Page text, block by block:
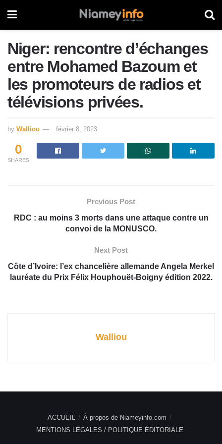
Niger: rencontre d’échanges
entre Mohamed Bazoum et
les promoteurs de radios et
télévisions privées.
by Walliou février 8, 2023
0
SHARES
Previous Post
RDC : au moins 3 morts dans une attaque contre un
convoi de la MONUSCO.
Next Post
Côte d’Ivoire: l’ex chancelière allemande Angela Merkel
lauréate du Prix Félix Houphouët-Boigny édition 2022.
Walliou
ACCUEIL
À propos de Niameyinfo.com
MENTIONS LÉGALES / POLITIQUE ÉDITORIALE